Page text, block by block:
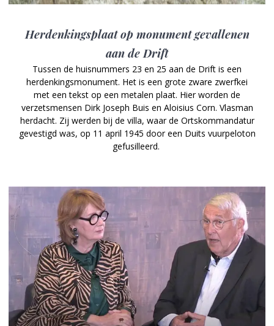
Herdenkingsplaat op monument gevallenen
aan de Drift
Tussen de huisnummers 23 en 25 aan de Drift is een
herdenkingsmonument. Het is een grote zware zwerfkei
met een tekst op een metalen plaat. Hier worden de
verzetsmensen Dirk Joseph Buis en Aloisius Corn. Vlasman
herdacht. Zij werden bij de villa, waar de Ortskommandatur
gevestigd was, op 11 april 1945 door een Duits vuurpeloton
gefusilleerd.